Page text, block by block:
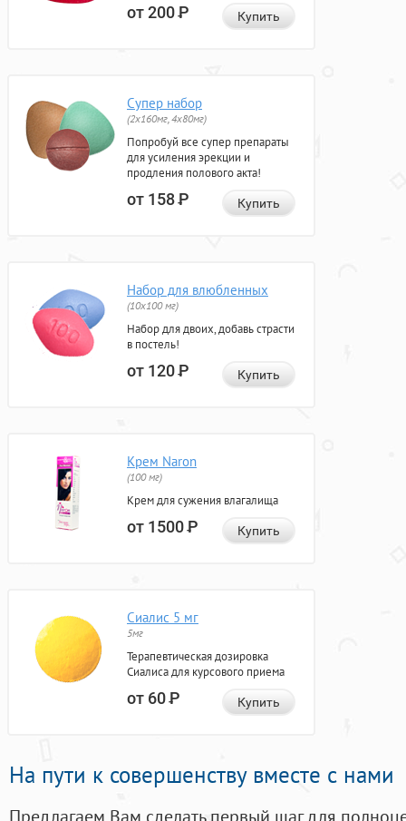
от 200Р Купить
Супер набор
(2х160мг, 4х80мг)
Попробуй все супер препараты
для усиления эрекции и
продления полового акта!
от 158Р Купить
Набор для влюбленных
(10х100 мг)
Набор для двоих, добавь страсти
в постель!
от 120Р Купить
Крем Naron
(100 мг)
Крем для сужения влагалища
от 1500Р Купить
Сиалис 5 мг
5мг
Терапевтическая дозировка
Сиалиса для курсового приема
от 60Р Купить
На пути к совершенству вместе с нами